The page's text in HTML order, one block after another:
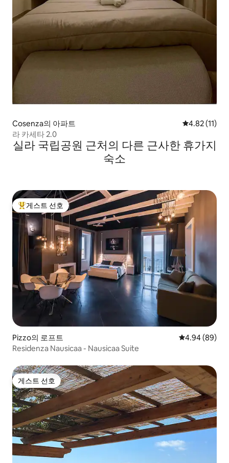
Cosenza의 아파트 평점 4.82점
4.82 (11)
라 카세타 2.0
실라 국립공원 근처의 다른 근사한 휴가지
숙소
상위 게스트 선호
게스트 선호
Pizzo의 로프트 평점 4.94점(5
4.94 (89)
Residenza Nausicaa - Nausicaa Suite
게스트 선호
게스트 선호